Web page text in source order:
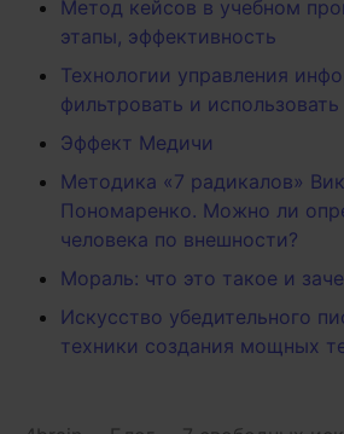
Метод кейсов в учебном
этапы, эффективность
Технологии управления
фильтровать и
Эффект Медичи
Методика «7 радикалов»
Пономаренко. Можно ли
человека по внешности?
Мораль: что это такое и
Искусство убедительного
техники создания мощных